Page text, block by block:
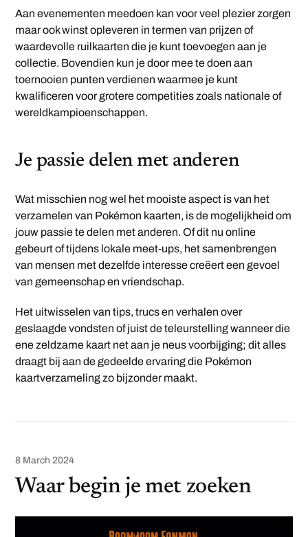
Aan evenementen meedoen kan voor veel plezier zorgen
maar ook winst opleveren in termen van prijzen of
waardevolle ruilkaarten die je kunt toevoegen aan je
collectie. Bovendien kun je door mee te doen aan
toernooien punten verdienen waarmee je kunt
kwalificeren voor grotere competities zoals nationale of
wereldkampioenschappen.
Je passie delen met anderen
Wat misschien nog wel het mooiste aspect is van het
verzamelen van Pokémon kaarten, is de mogelijkheid om
jouw passie te delen met anderen. Of dit nu online
gebeurt of tijdens lokale meet-ups, het samenbrengen
van mensen met dezelfde interesse creëert een gevoel
van gemeenschap en vriendschap.
Het uitwisselen van tips, trucs en verhalen over
geslaagde vondsten of juist de teleurstelling wanneer die
ene zeldzame kaart net aan je neus voorbijging; dit alles
draagt bij aan de gedeelde ervaring die Pokémon
kaartverzameling zo bijzonder maakt.
8 March 2024
Waar begin je met zoeken